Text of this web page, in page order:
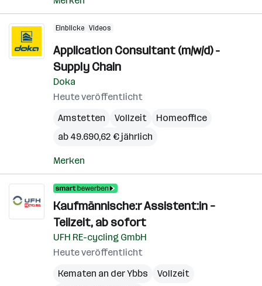
Einblicke Videos
Application Consultant (m/w/d) -
Supply Chain
Doka
Heute veröffentlicht
Amstetten
Vollzeit
Homeoffice
ab 49.690,62 € jährlich
Merken
Kaufmännische:r Assistent:in –
Teilzeit, ab sofort
UFH RE-cycling GmbH
Heute veröffentlicht
Kematen an der Ybbs
Vollzeit